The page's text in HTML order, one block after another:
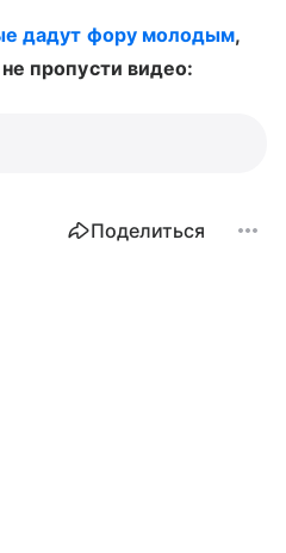
дадут фору молодым,
пропусти видео:
Поделиться